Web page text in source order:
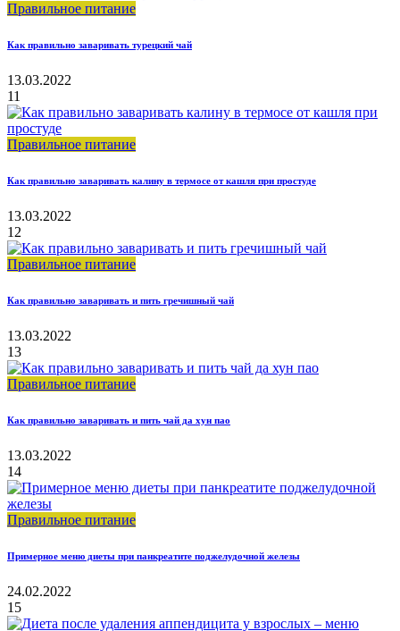
Правильное питание
Как правильно заваривать турецкий чай
13.03.2022
11
Правильное питание
Как правильно заваривать калину в термосе от кашля при простуде
13.03.2022
12
Правильное питание
Как правильно заваривать и пить гречишный чай
13.03.2022
13
Правильное питание
Как правильно заваривать и пить чай да хун пао
13.03.2022
14
Правильное питание
Примерное меню диеты при панкреатите поджелудочной железы
24.02.2022
15